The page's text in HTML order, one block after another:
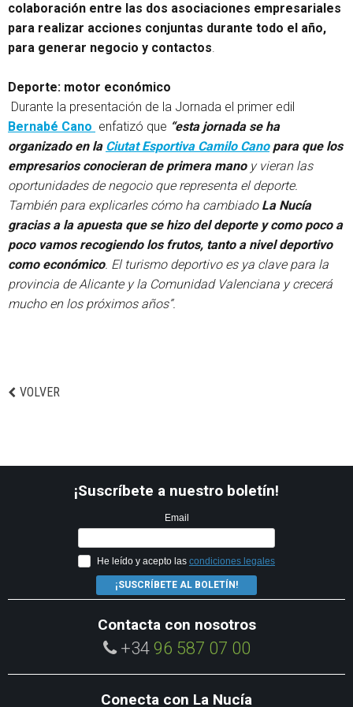
colaboración entre las dos asociaciones empresariales
para realizar acciones conjuntas durante todo el año,
para generar negocio y contactos.
Deporte: motor económico
Durante la presentación de la Jornada el primer edil
Bernabé Cano enfatizó que “esta jornada se ha
organizado en la Ciutat Esportiva Camilo Canopara que los
empresarios conocieran de primera mano y vieran las
oportunidades de negocio que representa el deporte.
También para explicarles cómo ha cambiado La Nucía
gracias a la apuesta que se hizo del deporte y como poco a
poco vamos recogiendo los frutos, tanto a nivel deportivo
como económico. El turismo deportivo es ya clave para la
provincia de Alicante y la Comunidad Valenciana y crecerá
mucho en los próximos años”.
VOLVER
¡Suscríbete a nuestro boletín!
Email
He leído y acepto las condiciones legales
¡SUSCRÍBETE AL BOLETÍN!
Contacta con nosotros
+34 96 587 07 00
Conecta con La Nucía